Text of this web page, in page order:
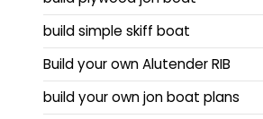
build simple skiff boat
Build your own Alutender RIB
build your own jon boat plans